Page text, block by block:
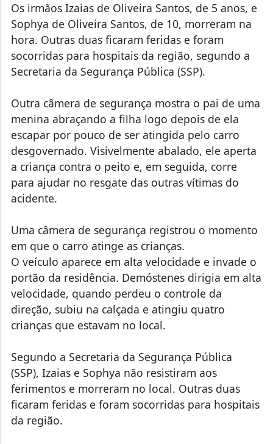
Os irmãos Izaias de Oliveira Santos, de 5 anos, e
Sophya de Oliveira Santos, de 10, morreram na
hora. Outras duas ficaram feridas e foram
socorridas para hospitais da região, segundo a
Secretaria da Segurança Pública (SSP).
Outra câmera de segurança mostra o pai de uma
menina abraçando a filha logo depois de ela
escapar por pouco de ser atingida pelo carro
desgovernado. Visivelmente abalado, ele aperta
a criança contra o peito e, em seguida, corre
para ajudar no resgate das outras vítimas do
acidente.
Uma câmera de segurança registrou o momento
em que o carro atinge as crianças.
O veículo aparece em alta velocidade e invade o
portão da residência. Demóstenes dirigia em alta
velocidade, quando perdeu o controle da
direção, subiu na calçada e atingiu quatro
crianças que estavam no local.
Segundo a Secretaria da Segurança Pública
(SSP), Izaias e Sophya não resistiram aos
ferimentos e morreram no local. Outras duas
ficaram feridas e foram socorridas para hospitais
da região.